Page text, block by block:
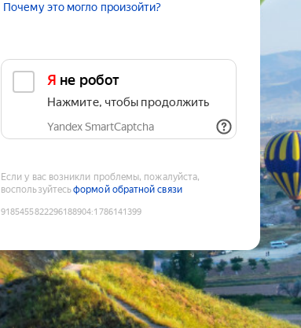
Почему это могло произойти?
Я не робот
Нажмите, чтобы продолжить
Yandex SmartCaptcha
Если у вас возникли проблемы, пожалуйста,
воспользуйтесьформой обратной связи
9185455822296188904:1786141399